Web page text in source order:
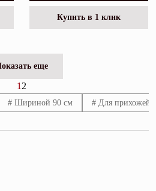
Купить в 1 клик
еще
1 2
# Шириной 90 см # Для прихожей